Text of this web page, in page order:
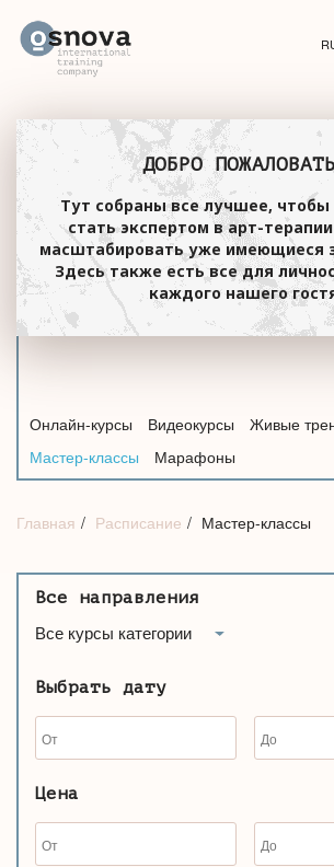
ДОБРО
Тут собраны все лучшее,
стать экспертом в арт-
масштабировать уже имеющиеся
Здесь также есть все для
каждого нашего
Онлайн-курсы Видеокурсы
Живые
Мастер-классы
Марафоны
Главная Расписание Мастер-классы
Все направления
Все курсы категории
Выбрать дату
Цена